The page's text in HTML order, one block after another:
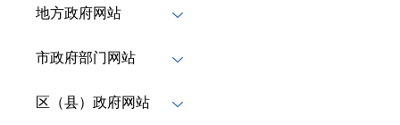
地方政府网站
市政府部门网站
区（县）政府网站